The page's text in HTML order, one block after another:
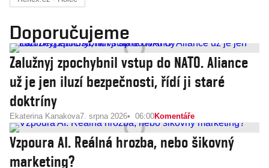
Doporučujeme
Zalužnyj zpochybnil vstup do NATO. Aliance
už je jen iluzí bezpečnosti, řídí ji staré
doktríny
Ekaterina Kanakova7. srpna 2026 06:00Komentáře
Vzpoura AI. Reálná hrozba, nebo šikovný
marketing?